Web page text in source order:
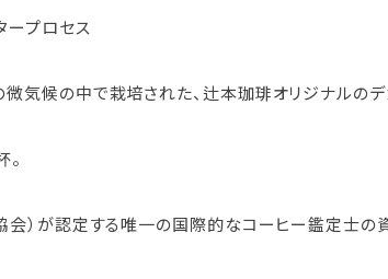
ープロセス
微気候の中で栽培された、辻本珈琲オリジナルのデ
会）が認定する唯一の国際的なコーヒー鑑定士の